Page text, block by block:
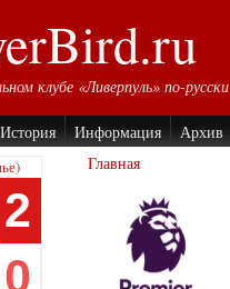
клубе «Ливерпуль» по-русски
История Информация Архив
2
0
Главная